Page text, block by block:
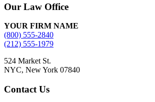
Site
Footer
Our Law Office
YOUR FIRM NAME
(800) 555-2840
(212) 555-1979
524 Market St.
NYC, New York 07840
Contact Us